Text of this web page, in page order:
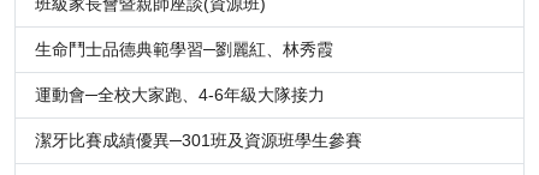
生命鬥士品德典範學習─劉麗紅、林秀霞
運動會─全校大家跑、4-6年級大隊接力
潔牙比賽成績優異─301班及資源班學生參賽